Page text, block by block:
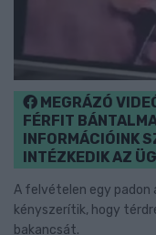
MEGRÁZÓ
FÉRFIT
INFORMÁCIÓINK
INTÉZKEDIK AZ
A felvételen egy
kényszerítik, hogy
bakancsát.